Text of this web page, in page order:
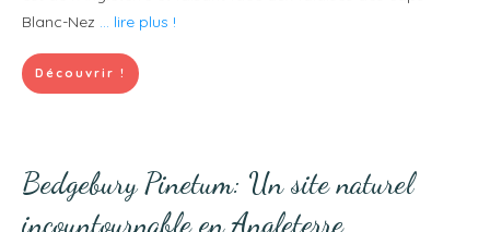
Blanc-Nez ... lire plus !
Découvrir !
Bedgebury Pinetum: Un site naturel
incountournable en Angleterre